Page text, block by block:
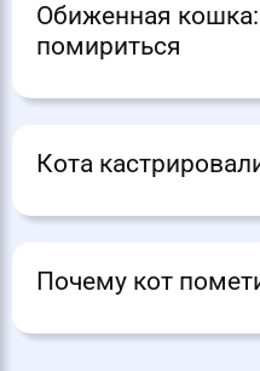
Обиженная кошка:
помириться
Кота
Почему кот